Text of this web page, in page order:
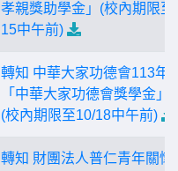
孝親獎助學金」(校內期限至
15中午前)
轉知 中華大家功德會113年
「中華大家功德會獎學金」
(校內期限至10/18中午前)
轉知 財團法人普仁青年關懷